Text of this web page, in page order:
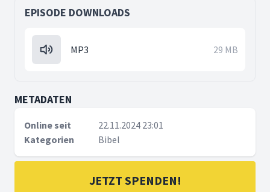
EPISODE DOWNLOADS
MP3 29 MB
METADATEN
Online seit
22.11.2024 23:01
Kategorien
Bibel
JETZT SPENDEN!